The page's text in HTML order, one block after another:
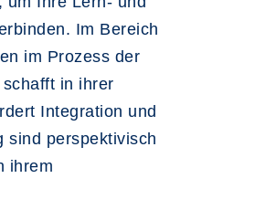
Im Bereich
im Prozess der
in ihrer
Integration und
sind perspektivisch
ihrem